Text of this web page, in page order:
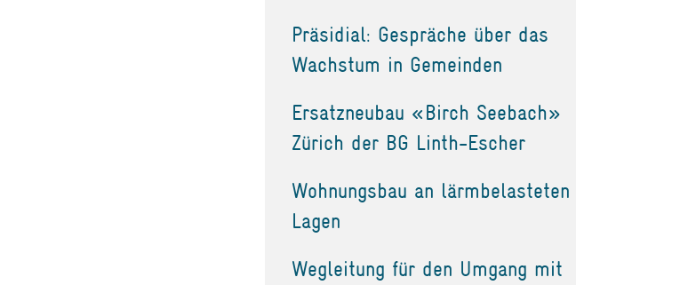
Präsidial: Gespräche über das
Wachstum in Gemeinden
Ersatzneubau «Birch Seebach»
Zürich der BG Linth-Escher
Wohnungsbau an lärmbelasteten
Lagen
Wegleitung für den Umgang mit